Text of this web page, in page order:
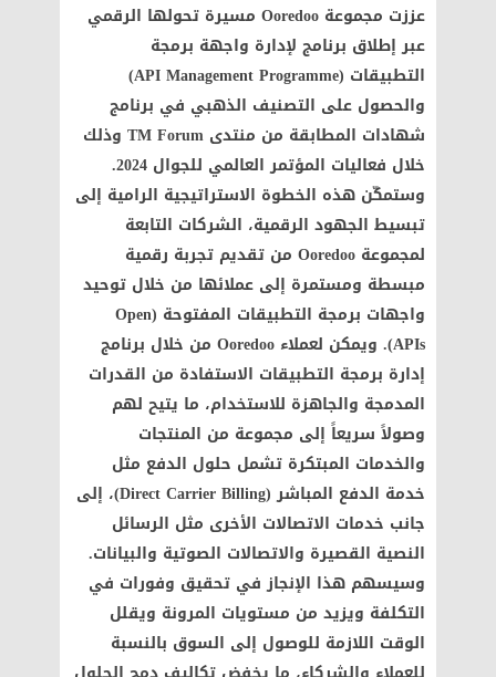
عززت مجموعة Ooredoo مسيرة تحولها الرقمي
عبر إطلاق برنامج لإدارة واجهة برمجة
التطبيقات (API Management Programme)
والحصول على التصنيف الذهبي في برنامج
شهادات المطابقة من منتدى TM Forum وذلك
خلال فعاليات المؤتمر العالمي للجوال 2024.
وستمكّن هذه الخطوة الاستراتيجية الرامية إلى
تبسيط الجهود الرقمية، الشركات التابعة
لمجموعة Ooredoo من تقديم تجربة رقمية
مبسطة ومستمرة إلى عملائها من خلال توحيد
واجهات برمجة التطبيقات المفتوحة (Open
APIs). ويمكن لعملاء Ooredoo من خلال برنامج
إدارة برمجة التطبيقات الاستفادة من القدرات
المدمجة والجاهزة للاستخدام، ما يتيح لهم
وصولاً سريعاً إلى مجموعة من المنتجات
والخدمات المبتكرة تشمل حلول الدفع مثل
خدمة الدفع المباشر (Direct Carrier Billing)، إلى
جانب خدمات الاتصالات الأخرى مثل الرسائل
النصية القصيرة والاتصالات الصوتية والبيانات.
وسيسهم هذا الإنجاز في تحقيق وفورات في
التكلفة ويزيد من مستويات المرونة ويقلل
الوقت اللازمة للوصول إلى السوق بالنسبة